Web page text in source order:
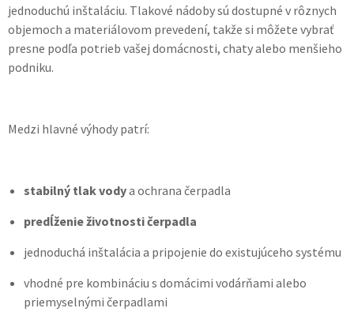
jednoduchú inštaláciu. Tlakové nádoby sú dostupné v rôznych
objemoch a materiálovom prevedení, takže si môžete vybrať
presne podľa potrieb vašej domácnosti, chaty alebo menšieho
podniku.
Medzi hlavné výhody patrí:
stabilný tlak vodya ochrana čerpadla
predĺženie životnosti čerpadla
jednoduchá inštalácia a pripojenie do existujúceho systému
vhodné pre kombináciu s domácimi vodárňami alebo
priemyselnými čerpadlami